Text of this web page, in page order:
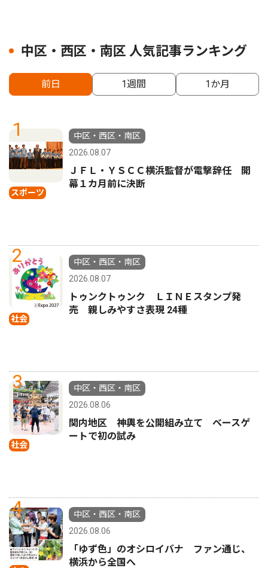
中区・西区・南区 人気記事ランキング
前日 1週間 1か月
1
スポーツ
中区・西区・南区
2026.08.07
ＪＦＬ・ＹＳＣＣ横浜監督が電撃辞任 開
幕１カ月前に決断
2
社会
中区・西区・南区
2026.08.07
トゥンクトゥンク ＬＩＮＥスタンプ発
売 親しみやすさ表現 24種
3
社会
中区・西区・南区
2026.08.06
関内地区 神輿を公開組み立て ベースゲ
ートで初の試み
4
中区・西区・南区
2026.08.06
「ゆず色」のオシロイバナ ファン通じ、
横浜から全国へ